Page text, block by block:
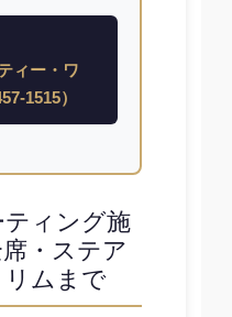
ィー・ワ
1515）
ティング施
・ステア
リムまで